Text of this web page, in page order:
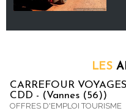
LES
CARREFOUR
CDD - (Vannes (56))
OFFRES D'EMPLOI TOURISME